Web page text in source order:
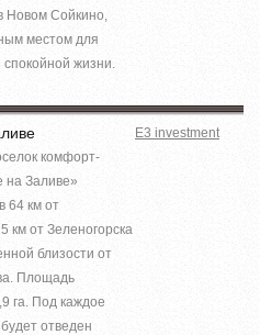
Новом Сойкино,
местом для
жизни.
комфорт-
на Заливе»
64 км от
км от Зеленогорска
близости от
Площадь
га. Под каждое
отведен
E3 investment